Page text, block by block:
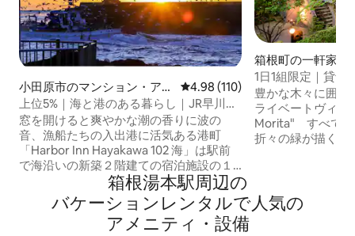
小田原市のマンション・アパ
ート
レビュー110件、5つ星中4.98つ
4.98 (110)
上位5%｜海と港のある暮らし｜JR早川駅
歩1分 ｜無料駐車場｜箱根・小 田原・熱
海・伊豆好アクセス
窓を開けると爽やかな潮の香りに波の
音、漁船たちの入出港に活気ある港町
「Harbor Inn Hayakawa 102 海」は駅前
で海沿いの新築２階建ての宿泊施設の１
階奥です。 お屋は全て玄関の独立したプ
ライベート空間を提供しています。 リス
ティング最後にホストご紹介アイコンク
リックで、他のお部屋も確認できます。
箱根町の一軒家
1日1組限定｜貸切
でBBQ｜癒しの
豊かな木々に囲ま
ライベートヴィラ
Morita" すべての
折々の緑が描く絵
BBQは、まさに“
天然温泉では、肌
箱根湯本駅⁠周⁠辺⁠の
バ⁠ケ⁠ー⁠シ⁠ョ⁠ン⁠レ⁠ン⁠タ⁠ル⁠で人⁠気⁠の
ア⁠メ⁠ニ⁠テ⁠ィ⁠・⁠設⁠備